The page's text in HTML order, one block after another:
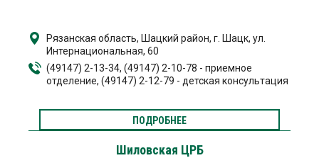
Рязанская область, Шацкий район, г. Шацк, ул.
Интернациональная, 60
(49147) 2-13-34, (49147) 2-10-78 - приемное
отделение, (49147) 2-12-79 - детская консультация
ПОДРОБНЕЕ
Шиловская ЦРБ